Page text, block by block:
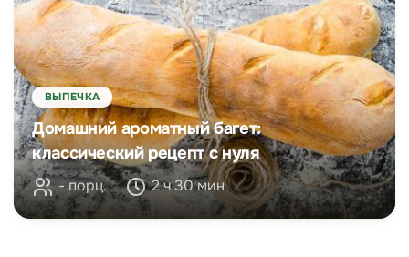
ВЫПЕЧКА
Домашний ароматный багет:
классический рецепт с нуля
- порц. 2 ч 30 мин